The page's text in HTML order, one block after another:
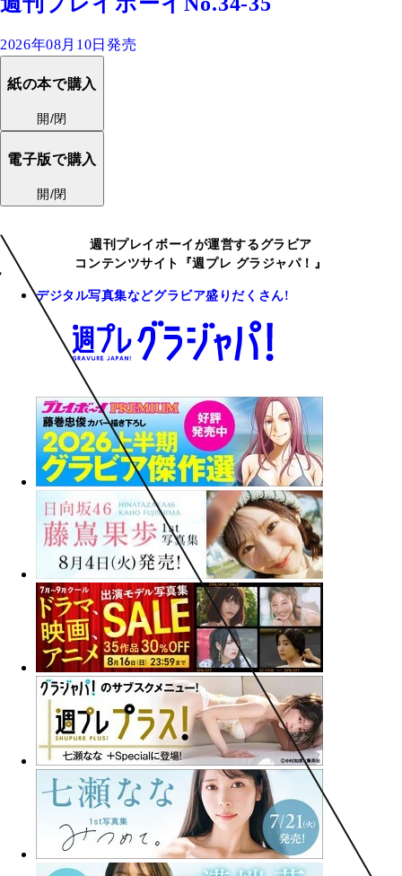
2026年08月10日発売
紙の本で購入
開/閉
電子版で購入
開/閉
週刊プレイボーイが運営するグラビア
コンテンツサイト『週プレ グラジャパ！』
デジタル写真集などグラビア盛りだくさん!